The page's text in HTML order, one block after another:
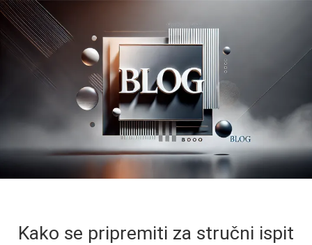
Kako se pripremiti za stručni ispit